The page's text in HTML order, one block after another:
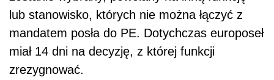
lub stanowisko, których nie można łączyć z
mandatem posła do PE. Dotychczas europoseł
miał 14 dni na decyzję, z której funkcji
zrezygnować.